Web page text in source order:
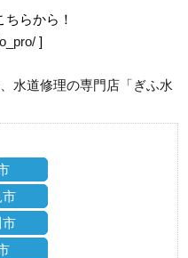
らから！
]
水道修理の専門店「ぎふ水
市
市